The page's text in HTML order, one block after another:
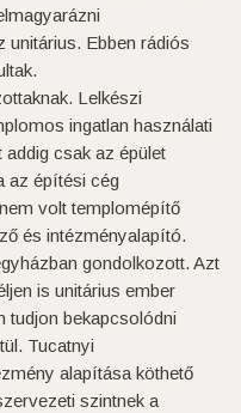
unitárius. Ebben rádiós
Lelkészi
ingatlan használati
addig csak az épület
az építési cég
volt templomépítő
és intézményalapító.
gondolkozott. Azt
is unitárius ember
tudjon bekapcsolódni
Tucatnyi
alapítása köthető
szintnek a